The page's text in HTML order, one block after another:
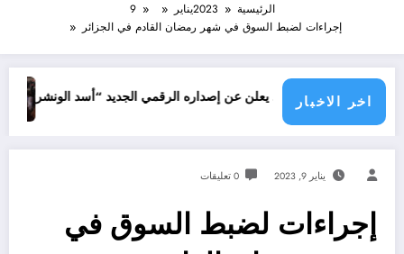
الرئيسية 2023يناير
9
إجراءات لضبط السوق في شهر رمضان القادم في الجزائر
اخر الاخبار
قدور شاهد يعلن عن إصداره الرقمي الجديد “أسد الونشريس” تخليدا لنضال
جرائم
يناير 9, 2023 0 تعليقات
إجراءات لضبط السوق في